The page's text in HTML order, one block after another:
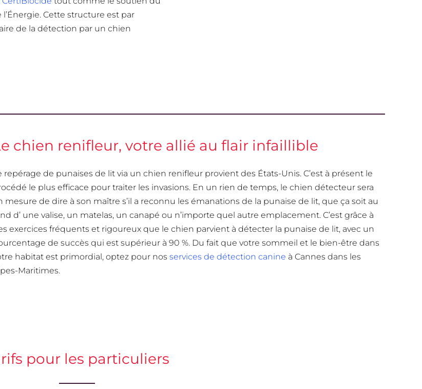
Cette structure est par
de la détection par un chien
chien renifleur, votre allié au flair infaillible
repérage de punaises de lit via un chien renifleur provient des États-Unis. C’est à présent le
le plus efficace pour traiter les invasions. En un rien de temps, le chien détecteur sera
mesure de dire à son maître s’il a reconnu les émanations de la punaise de lit, que ça soit au
d’ une valise, un matelas, un canapé ou n’importe quel autre emplacement. C’est grâce à
exercices fréquents et rigoureux que le chien parvient à détecter la punaise de lit, avec un
de succès qui est supérieur à 90 %. Du fait que votre sommeil et le bien-être dans
habitat est primordial, optez pour nos services de détection canine à Cannes dans les
Maritimes.
pour les particuliers